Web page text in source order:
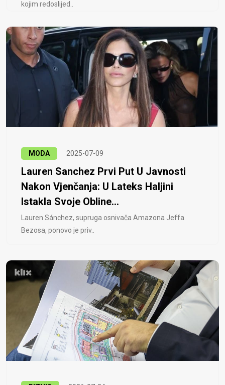
kojim redoslijed..
MODA 2025-07-09
Lauren Sanchez Prvi Put U Javnosti
Nakon Vjenčanja: U Lateks Haljini
Istakla Svoje Obline...
Lauren Sánchez, supruga osnivača Amazona Jeffa
Bezosa, ponovo je priv..